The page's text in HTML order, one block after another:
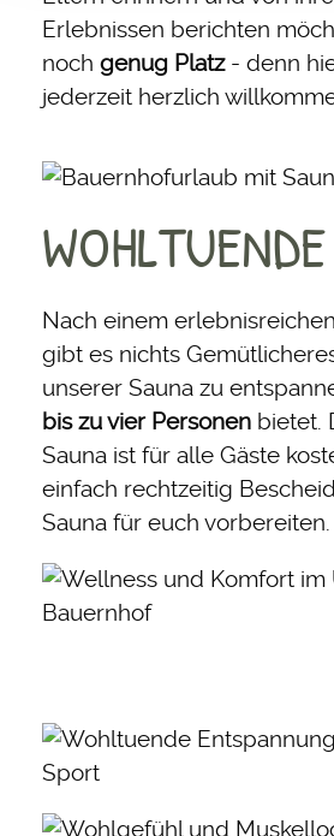
Erlebnissen berichten
noch genug Platz- denn
jederzeit herzlich
Nach einem
gibt es nichts
unserer Sauna zu
bis zu vier Personen bietet.
Sauna ist für alle Gäste
einfach rechtzeitig
Sauna für euch vorbereiten.